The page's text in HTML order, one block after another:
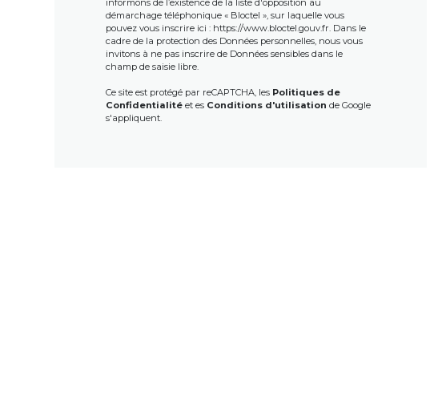
informons de l’existence de la liste d'opposition au
démarchage téléphonique « Bloctel », sur laquelle vous
pouvez vous inscrire ici : https://www.bloctel.gouv.fr. Dans le
cadre de la protection des Données personnelles, nous vous
invitons à ne pas inscrire de Données sensibles dans le
champ de saisie libre.
Ce site est protégé par reCAPTCHA, les Politiques de
Confidentialitéet es Conditions d'utilisation de Google
s'appliquent.